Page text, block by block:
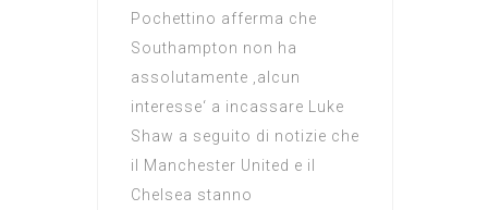
Pochettino afferma che
Southampton non ha
assolutamente ‚alcun
interesse‘ a incassare Luke
Shaw a seguito di notizie che
il Manchester United e il
Chelsea stanno